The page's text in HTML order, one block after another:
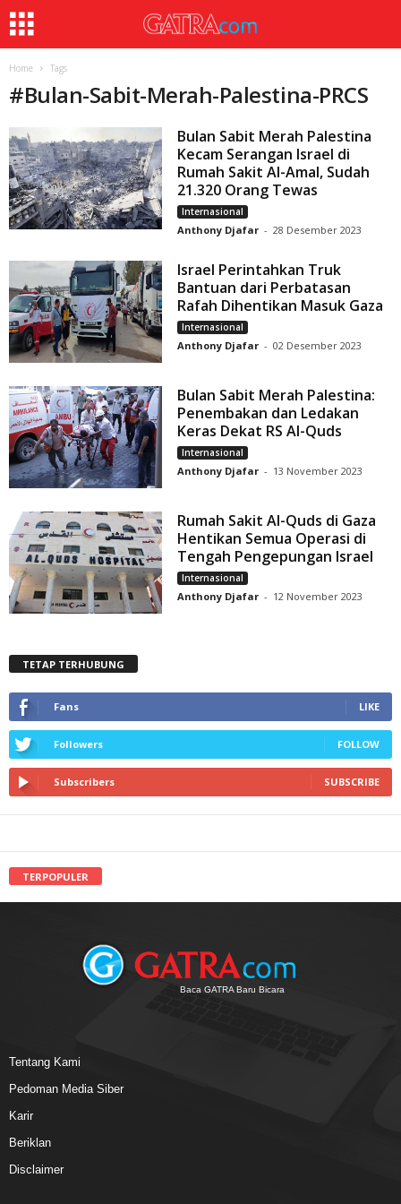
Home Tags
#Bulan-Sabit-Merah-Palestina-PRCS
Bulan Sabit Merah Palestina
Kecam Serangan Israel di
Rumah Sakit Al-Amal, Sudah
21.320 Orang Tewas
Internasional
Anthony Djafar - 28 Desember 2023
Israel Perintahkan Truk
Bantuan dari Perbatasan
Rafah Dihentikan Masuk Gaza
Internasional
Anthony Djafar - 02 Desember 2023
Bulan Sabit Merah Palestina:
Penembakan dan Ledakan
Keras Dekat RS Al-Quds
Internasional
Anthony Djafar - 13 November 2023
Rumah Sakit Al-Quds di Gaza
Hentikan Semua Operasi di
Tengah Pengepungan Israel
Internasional
Anthony Djafar - 12 November 2023
TETAP TERHUBUNG
Fans LIKE
Followers FOLLOW
Subscribers SUBSCRIBE
TERPOPULER
Baca GATRA Baru Bicara
Tentang Kami
Pedoman Media Siber
Karir
Beriklan
Disclaimer